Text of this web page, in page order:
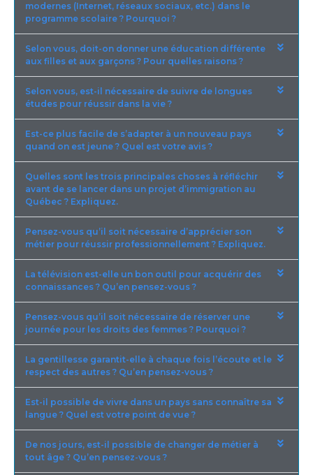
modernes (Internet, réseaux sociaux, etc.) dans le
programme scolaire ? Pourquoi ?
Selon vous, doit-on donner une éducation différente
aux filles et aux garçons ? Pour quelles raisons ?
Selon vous, est-il nécessaire de suivre de longues
études pour réussir dans la vie ?
Est-ce plus facile de s’adapter à un nouveau pays
quand on est jeune ? Quel est votre avis ?
Quelles sont les trois principales choses à réfléchir
avant de se lancer dans un projet d’immigration au
Québec ? Expliquez.
Pensez-vous qu’il soit nécessaire d’apprécier son
métier pour réussir professionnellement ? Expliquez.
La télévision est-elle un bon outil pour acquérir des
connaissances ? Qu’en pensez-vous ?
Pensez-vous qu’il soit nécessaire de réserver une
journée pour les droits des femmes ? Pourquoi ?
La gentillesse garantit-elle à chaque fois l’écoute et le
respect des autres ? Qu’en pensez-vous ?
Est-il possible de vivre dans un pays sans connaître sa
langue ? Quel est votre point de vue ?
De nos jours, est-il possible de changer de métier à
tout âge ? Qu’en pensez-vous ?